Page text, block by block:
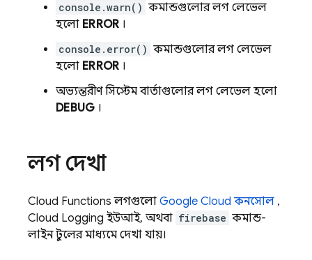
console.warn() কমান্ডগুলোর লগ লেভেল
হলো ERROR ।
console.error() কমান্ডগুলোর লগ লেভেল
হলো ERROR ।
অভ্যন্তরীণ সিস্টেম বার্তাগুলোর লগ লেভেল হলো
DEBUG ।
লগ দেখা
Cloud Functions লগগুলো Google Cloud কনসোল ,
Cloud Logging ইউআই, অথবা firebase কমান্ড-
লাইন টুলের মাধ্যমে দেখা যায়।